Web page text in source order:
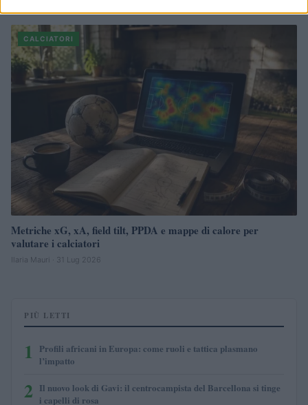
CALCIATORI
Metriche xG, xA, field tilt, PPDA e mappe di calore per
valutare i calciatori
Ilaria Mauri · 31 Lug 2026
PIÙ LETTI
1
Profili africani in Europa: come ruoli e tattica plasmano
l’impatto
2 Il nuovo look di Gavi: il centrocampista del Barcellona si tinge
i capelli di rosa